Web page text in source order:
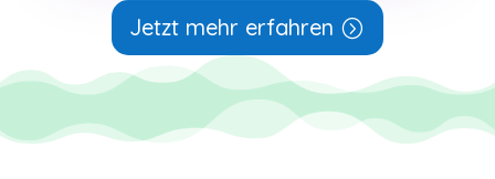
Jetzt mehr erfahren